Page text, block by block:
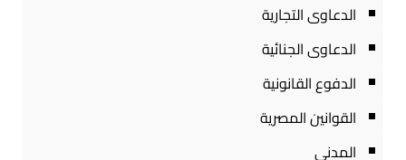
الدعاوى التجارية
الدعاوى الجنائية
الدفوع القانونية
القوانين المصرية
المدنى